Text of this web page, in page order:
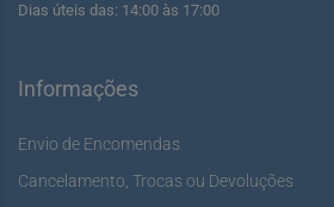
Dias úteis das: 14:00 às 17:00
Informações
Envio de Encomendas
Cancelamento, Trocas ou Devoluções